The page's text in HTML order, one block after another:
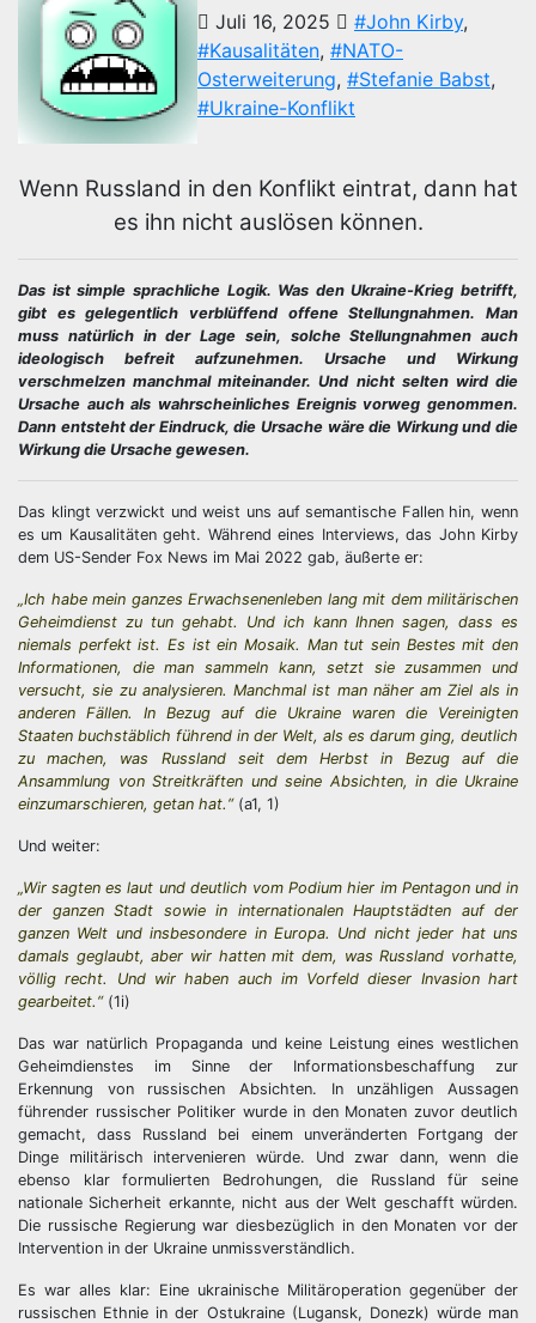
Juli 16, 2025 #John Kirby,
#Kausalitäten, #NATO-
Osterweiterung, #Stefanie Babst,
#Ukraine-Konflikt
Wenn Russland in den Konflikt eintrat, dann hat
es ihn nicht auslösen können.
Das ist simple sprachliche Logik. Was den Ukraine-Krieg betrifft,
gibt es gelegentlich verblüffend offene Stellungnahmen. Man
muss natürlich in der Lage sein, solche Stellungnahmen auch
ideologisch befreit aufzunehmen. Ursache und Wirkung
verschmelzen manchmal miteinander. Und nicht selten wird die
Ursache auch als wahrscheinliches Ereignis vorweg genommen.
Dann entsteht der Eindruck, die Ursache wäre die Wirkung und die
Wirkung die Ursache gewesen.
Das klingt verzwickt und weist uns auf semantische Fallen hin, wenn
es um Kausalitäten geht. Während eines Interviews, das John Kirby
dem US-Sender Fox News im Mai 2022 gab, äußerte er:
„Ich habe mein ganzes Erwachsenenleben lang mit dem militärischen
Geheimdienst zu tun gehabt. Und ich kann Ihnen sagen, dass es
niemals perfekt ist. Es ist ein Mosaik. Man tut sein Bestes mit den
Informationen, die man sammeln kann, setzt sie zusammen und
versucht, sie zu analysieren. Manchmal ist man näher am Ziel als in
anderen Fällen. In Bezug auf die Ukraine waren die Vereinigten
Staaten buchstäblich führend in der Welt, als es darum ging, deutlich
zu machen, was Russland seit dem Herbst in Bezug auf die
Ansammlung von Streitkräften und seine Absichten, in die Ukraine
einzumarschieren, getan hat.“(a1, 1)
Und weiter:
„Wir sagten es laut und deutlich vom Podium hier im Pentagon und in
der ganzen Stadt sowie in internationalen Hauptstädten auf der
ganzen Welt und insbesondere in Europa. Und nicht jeder hat uns
damals geglaubt, aber wir hatten mit dem, was Russland vorhatte,
völlig recht. Und wir haben auch im Vorfeld dieser Invasion hart
gearbeitet.“(1i)
Das war natürlich Propaganda und keine Leistung eines westlichen
Geheimdienstes im Sinne der Informationsbeschaffung zur
Erkennung von russischen Absichten. In unzähligen Aussagen
führender russischer Politiker wurde in den Monaten zuvor deutlich
gemacht, dass Russland bei einem unveränderten Fortgang der
Dinge militärisch intervenieren würde. Und zwar dann, wenn die
ebenso klar formulierten Bedrohungen, die Russland für seine
nationale Sicherheit erkannte, nicht aus der Welt geschafft würden.
Die russische Regierung war diesbezüglich in den Monaten vor der
Intervention in der Ukraine unmissverständlich.
Es war alles klar: Eine ukrainische Militäroperation gegenüber der
russischen Ethnie in der Ostukraine (Lugansk, Donezk) würde man